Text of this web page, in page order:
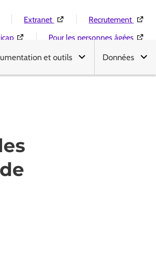
Extranet (Ouverture dans une nouvelle
Recrutement
(Ouverture dans une nouvelle fenêtre)
Pour les personnes âgées
et outils Données